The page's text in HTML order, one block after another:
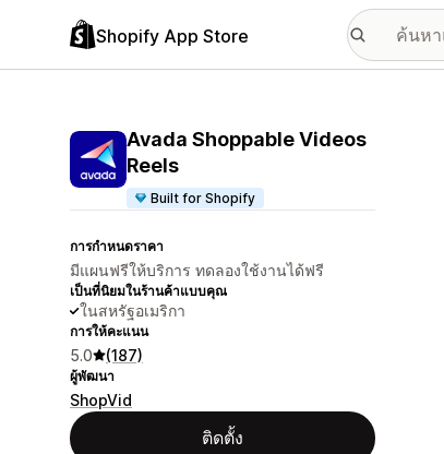
Shopify App Store
Avada Shoppable Videos
Reels
Built for Shopify
การกำหนดราคา
มีแผนฟรีให้บริการ ทดลองใช้งานได้ฟรี
เป็นที่นิยมในร้านค้าแบบคุณ
ในสหรัฐอเมริกา
การให้คะแนน
5.0 (187)
ผู้พัฒนา
ShopVid
ติดตั้ง